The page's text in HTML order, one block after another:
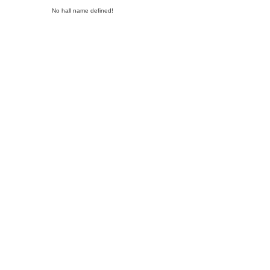
No hall name defined!